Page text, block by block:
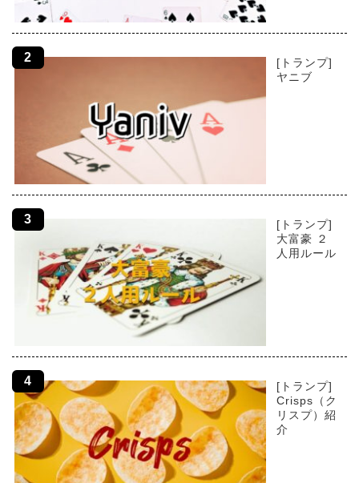
[トランプ]
ヤニブ
[トランプ]
大富豪 ２
人用ルール
[トランプ]
Crisps（ク
リスプ）紹
介